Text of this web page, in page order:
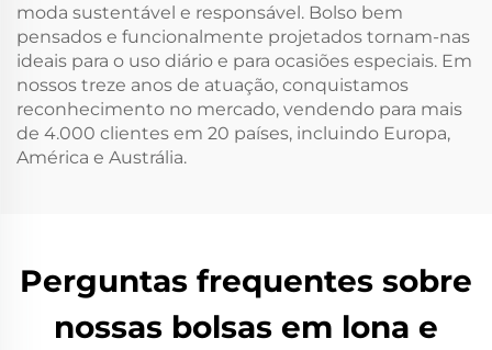
moda sustentável e responsável. Bolso bem
pensados e funcionalmente projetados tornam-nas
ideais para o uso diário e para ocasiões especiais. Em
nossos treze anos de atuação, conquistamos
reconhecimento no mercado, vendendo para mais
de 4.000 clientes em 20 países, incluindo Europa,
América e Austrália.
Perguntas frequentes sobre
nossas bolsas em lona e